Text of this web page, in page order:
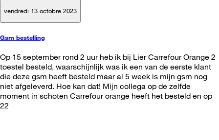
vendredi 13 octobre 2023
Gsm bestelling
Op 15 september rond 2 uur heb ik bij Lier Carrefour Orange 2
toestel besteld, waarschijnlijk was ik een van de eerste klant
die deze gsm heeft besteld maar al 5 week is mijn gsm nog
niet afgeleverd. Hoe kan dat! Mijn collega op de zelfde
moment in schoten Carrefour orange heeft het besteld en op
22